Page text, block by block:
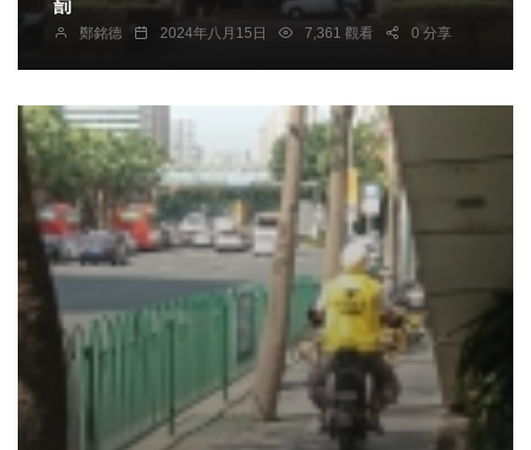
罰
鄭銘德 2024年八月15日 7,361 觀看 0 分享